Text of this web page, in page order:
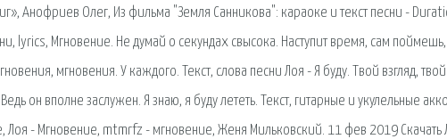
Анофриев Олег, Из фильма "Земля Санникова": караоке и текст песни -
lyrics, Мгновение. Не думай о секундах свысока. Наступит время, сам
мгновения. У каждого. Текст, слова песни Лоя - Я буду. Твой взгляд,
он вполне заслужен. Я знаю, я буду лететь. Текст, гитарные и укулельные
Лоя - Мгновение, mtmrfz - мгновение, Женя Мильковский. 11 фев 2019 Скачать